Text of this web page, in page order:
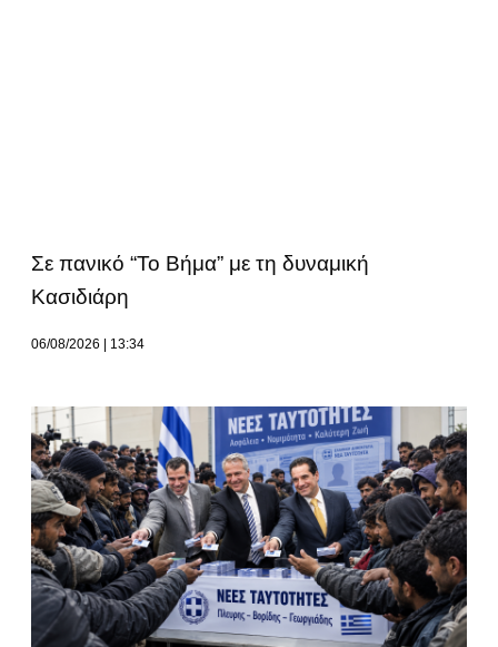
Σε πανικό “Το Βήμα” με τη δυναμική
Κασιδιάρη
06/08/2026 13:34